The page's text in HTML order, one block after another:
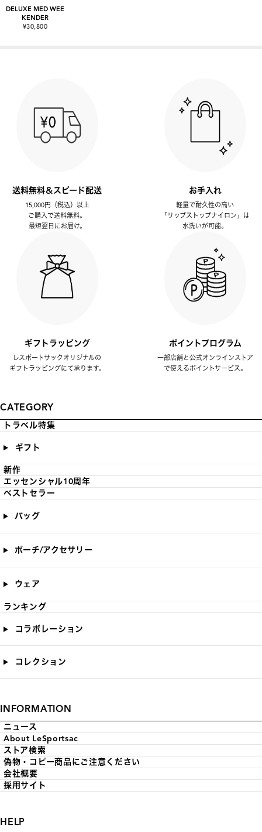
DELUXE MED WEE
KENDER
¥30,800
送料無料＆スピード配送
15,000円（税込）以上
ご購入で送料無料。
最短翌日にお届け。
お手入れ
軽量で耐久性の高い
「リップストップナイロン」は
水洗いが可能。
ギフトラッピング
レスポートサックオリジナルの
ギフトラッピングにて承ります。
ポイントプログラム
一部店舗と公式オンラインストア
で使えるポイントサービス。
CATEGORY
トラベル特集
ギフト
新作
エッセンシャル10周年
ベストセラー
バッグ
ポーチ/アクセサリー
ウェア
ランキング
コラボレーション
コレクション
INFORMATION
ニュース
About LeSportsac
ストア検索
偽物・コピー商品にご注意ください
会社概要
採用サイト
HELP